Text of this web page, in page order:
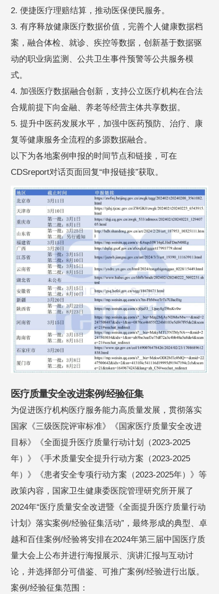
2. 便捷医疗理赔结算，推动医保便民服务。
3. 有序释放健康医疗数据价值，完善个人健康数据档
案，融合体检、就诊、疾控等数据，创新基于数据驱
动的职业病监测、公共卫生事件预警等公共服务模
式。
4. 加强医疗数据融合创新，支持公立医疗机构在合法
合规前提下向金融、养老等经营主体共享数据。
5. 提升中医药发展水平，加强中医药预防、治疗、康
复等健康服务全流程的多源数据融合。
以下为各地案例申报的时间节点和链接，可在
CDSreport对话页面回复“申报链接”获取。
医疗质量安全改进案例/经验征集
为促进医疗机构医疗服务能力高质量发展，贯彻落实
国家《三级医院评审标准》《国家医疗质量安全改进
目标》《全面提升医疗质量行动计划（2023-2025
年）》《手术质量安全提升行动方案（2023-2025
年）》《患者安全专项行动方案（2023-2025年）》等
政策内容，国家卫生健康委医院管理研究所开展了
2024年“医疗质量安全改进暨《全面提升医疗质量行动
计划》落实案例/经验征集活动”，最终形成的典型、卓
越和百佳案例/经验将安排在2024年第三届中国医疗质
量大会上公布并进行海报展示、演讲汇报与互动讨
论，并选择部分可借鉴、可推广案例/经验进行出版。
案例/经验征集范围：